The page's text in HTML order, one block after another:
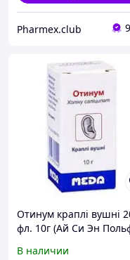
Pharmex.club
Отинум краплі вушні
фл. 10г (Ай Си Эн
В наличии